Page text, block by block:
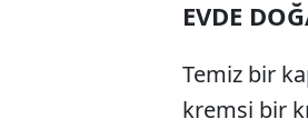
EVDE
Temiz bir
kremsi bir